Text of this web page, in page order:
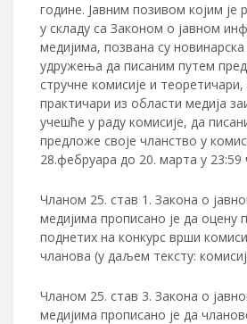
године. Јавним позивом којим је
у складу са Законом о јавном
медијима, позвана су новинарска
удружења да писаним путем
стручне комисије и
практичари из области медија
учешће у раду комисије, да
предложе своје чланство у
28.фебруара до 20. марта у 23:59
Чланом 25. став 1. Закона о
медијима прописано је да оцену
поднетих на конкурс врши
чланова (у даљем тексту:
Чланом 25. став 3. Закона о
медијима прописано је да